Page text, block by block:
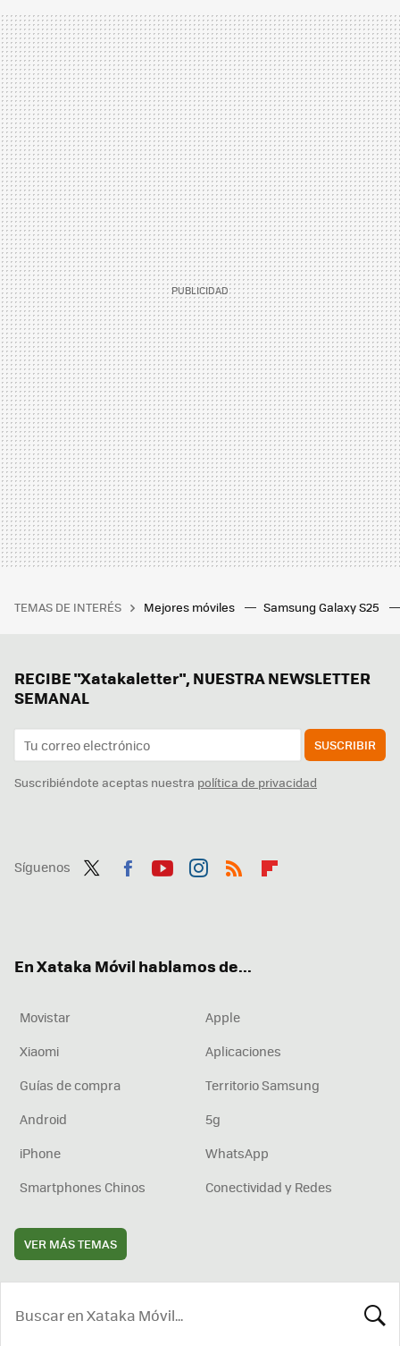
TEMAS DE INTERÉS Mejores móviles Samsung Galaxy S25
RECIBE "Xatakaletter", NUESTRA NEWSLETTER
SEMANAL
SUSCRIBIR
Suscribiéndote aceptas nuestra política de privacidad
Síguenos
En Xataka Móvil hablamos de...
Movistar
Apple
Xiaomi
Aplicaciones
Guías de compra
Territorio Samsung
Android
5g
iPhone
WhatsApp
Smartphones Chinos
Conectividad y Redes
VER MÁS TEMAS